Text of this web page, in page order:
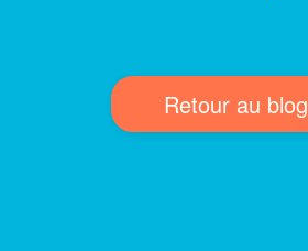
Retour au blog